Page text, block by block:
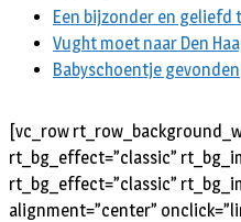
Een bijzonder en geliefd
Vught moet naar Den
Babyschoentje gevonden
[vc_row
rt_bg_effect=”classic”
rt_bg_effect=”classic”
alignment=”center”